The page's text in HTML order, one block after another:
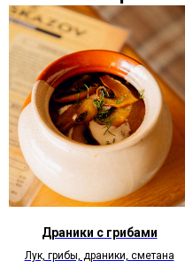
Драники с грибами
Лук, грибы, драники, сметана